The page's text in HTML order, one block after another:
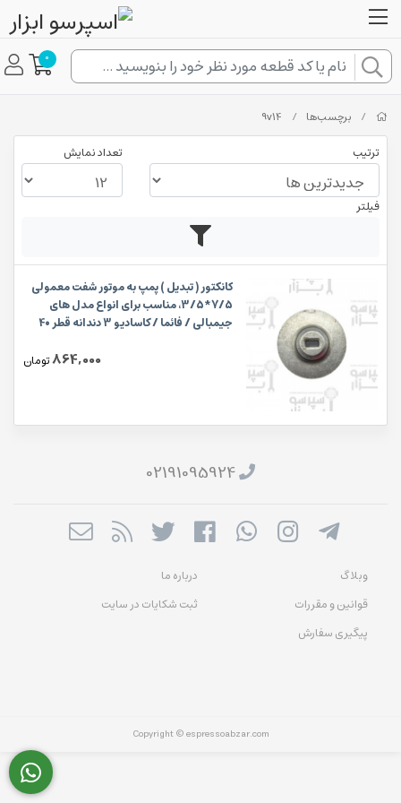
0
/ برچسب‌ها /
9v14
ترتیب تعداد نمایش
فیلتر
کانکتور ( تبدیل ) پمپ به موتور شفت معمولی
7/5*3/5، مناسب برای انواع مدل های
جیمبالی / فائما / کاسادیو 3 دندانه قطر 40
معمولی 7/5*3/5، مناسب برای انواع مدل
864,000تومان
02191095924
وبلاگ
درباره ما
قوانین و مقررات
ثبت شکایات در سایت
پیگیری سفارش
Copyright © espressoabzar.com